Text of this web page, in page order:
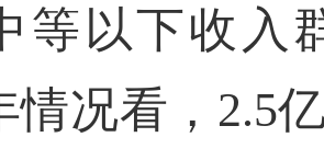
等以下收入
情况看，2.5